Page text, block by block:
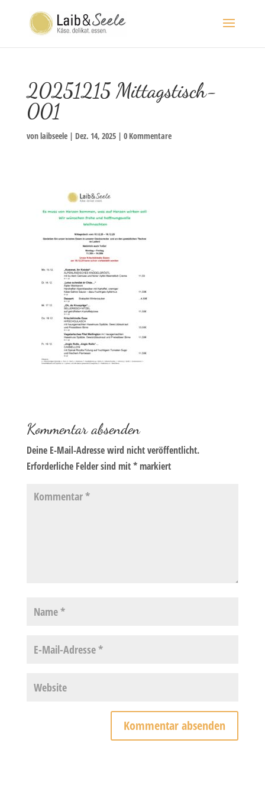
20251215 Mittagstisch-
001
vonlaibseele| Dez. 14, 2025| 0 Kommentare
Kommentar absenden
Deine E-Mail-Adresse wird nicht veröffentlicht.
Erforderliche Felder sind mit*markiert